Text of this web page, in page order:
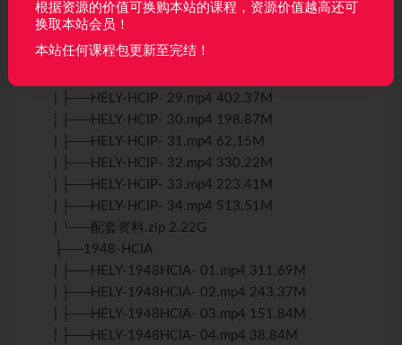
| ├──HELY-HCIP- 25.mp4 27.72M
| ├──HELY-HCIP- 26.mp4 132.90M
| ├──HELY-HCIP- 27.mp4 11.17M
| ├──HELY-HCIP- 29.mp4 402.37M
| ├──HELY-HCIP- 30.mp4 198.87M
| ├──HELY-HCIP- 31.mp4 62.15M
| ├──HELY-HCIP- 32.mp4 330.22M
| ├──HELY-HCIP- 33.mp4 223.41M
| ├──HELY-HCIP- 34.mp4 513.51M
| └──配套资料.zip 2.22G
├──1948-HCIA
| ├──HELY-1948HCIA- 01.mp4 311.69M
| ├──HELY-1948HCIA- 02.mp4 243.37M
| ├──HELY-1948HCIA- 03.mp4 151.84M
| ├──HELY-1948HCIA- 04.mp4 38.84M
根据资源的价值可换购本站的课程，资源价值越高还可
换取本站会员！
本站任何课程包更新至完结！